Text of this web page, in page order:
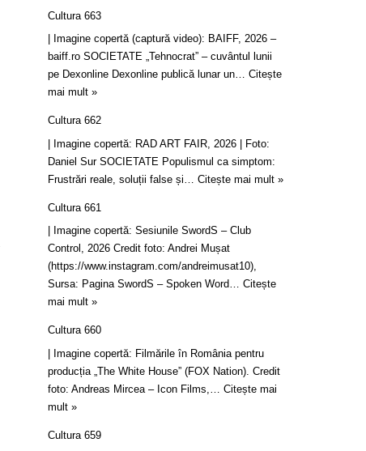
Cultura 663
| Imagine copertă (captură video): BAIFF, 2026 –
baiff.ro SOCIETATE „Tehnocrat” – cuvântul lunii
pe Dexonline Dexonline publică lunar un… Citește
mai mult »
Cultura 662
| Imagine copertă: RAD ART FAIR, 2026 | Foto:
Daniel Sur SOCIETATE Populismul ca simptom:
Frustrări reale, soluții false și… Citește mai mult »
Cultura 661
| Imagine copertă: Sesiunile SwordS – Club
Control, 2026 Credit foto: Andrei Mușat
(https://www.instagram.com/andreimusat10),
Sursa: Pagina SwordS – Spoken Word… Citește
mai mult »
Cultura 660
| Imagine copertă: Filmările în România pentru
producția „The White House” (FOX Nation). Credit
foto: Andreas Mircea – Icon Films,… Citește mai
mult »
Cultura 659